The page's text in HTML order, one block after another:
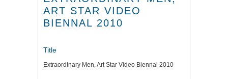
ART STAR VIDEO
BIENNAL 2010
Title
Extraordinary Men, Art Star Video Biennal 2010